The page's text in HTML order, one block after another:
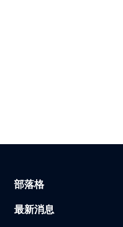
部落格
最新消息